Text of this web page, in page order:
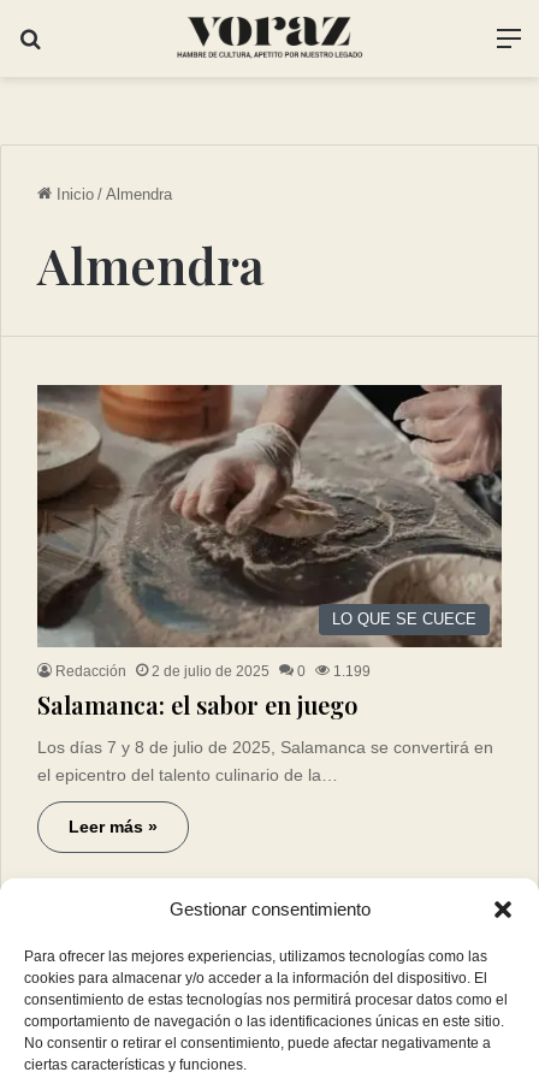
Gestionar consentimiento
Para ofrecer las mejores experiencias, utilizamos tecnologías como las
cookies para almacenar y/o acceder a la información del dispositivo. El
consentimiento de estas tecnologías nos permitirá procesar datos como el
comportamiento de navegación o las identificaciones únicas en este sitio.
No consentir o retirar el consentimiento, puede afectar negativamente a
ciertas características y funciones.
Inicio / Almendra
Almendra
LO QUE SE CUECE
Redacción 2 de julio de 2025 0 1.199
Salamanca: el sabor en juego
Los días 7 y 8 de julio de 2025, Salamanca se convertirá en
el epicentro del talento culinario de la…
Leer más »